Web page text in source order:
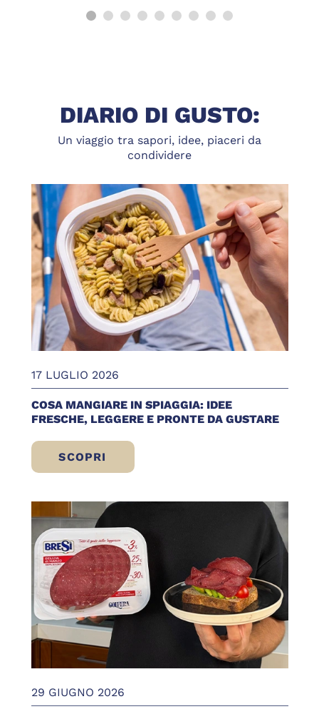
DIARIO DI GUSTO:
Un viaggio tra sapori, idee, piaceri da
condividere
17 LUGLIO 2026
COSA MANGIARE IN SPIAGGIA: IDEE
FRESCHE, LEGGERE E PRONTE DA GUSTARE
SCOPRI
COSA MANGIARE IN SPIAGGIA: IDEE
29 GIUGNO 2026